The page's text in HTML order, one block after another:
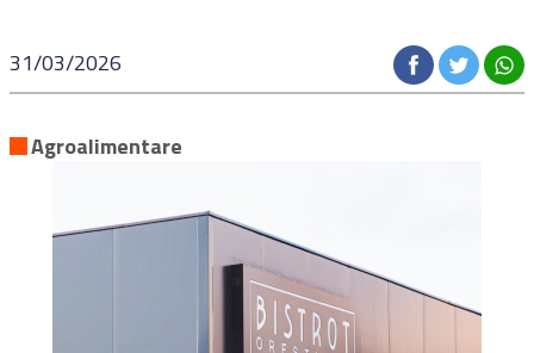
31/03/2026
Agroalimentare